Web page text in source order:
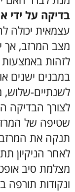
בדיקה על ידי
עצמאית יכולה
מצב המרזב, אך
לזהות
במבנים ישנים
לשנתיים-שלוש,
לצורך הבדיקה
שטיפה של
תנקה את המרזב
לאחר הניקיון
מצלמת סיב
ונקודות תורפה